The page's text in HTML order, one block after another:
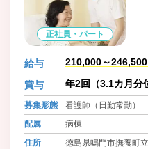
正社員・パート
給与 210,000～246,500
賞与 年2回（3.1カ月分
募集形態
看護師（日勤常勤）
配属
病棟
住所
徳島県鳴門市撫養町